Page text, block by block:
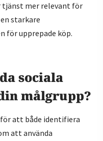
tjänst mer relevant för
starkare
för upprepade köp.
sociala
målgrupp?
att både identifiera
att använda